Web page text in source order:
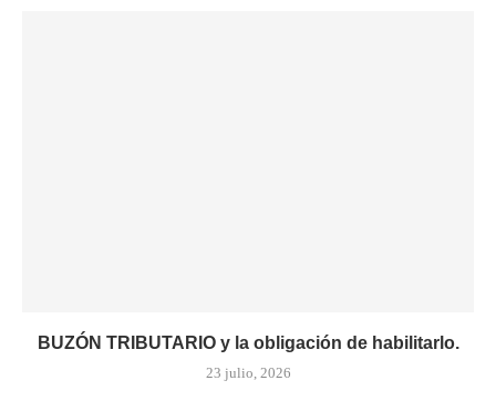
BUZÓN TRIBUTARIO y la obligación de habilitarlo.
23 julio, 2026